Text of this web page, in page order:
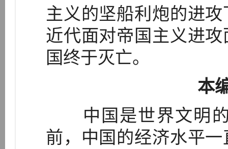
主义的坚船利炮的进
近代面对帝国主义进
国终于灭亡。
本
中国是世界文明的
前，中国的经济水平